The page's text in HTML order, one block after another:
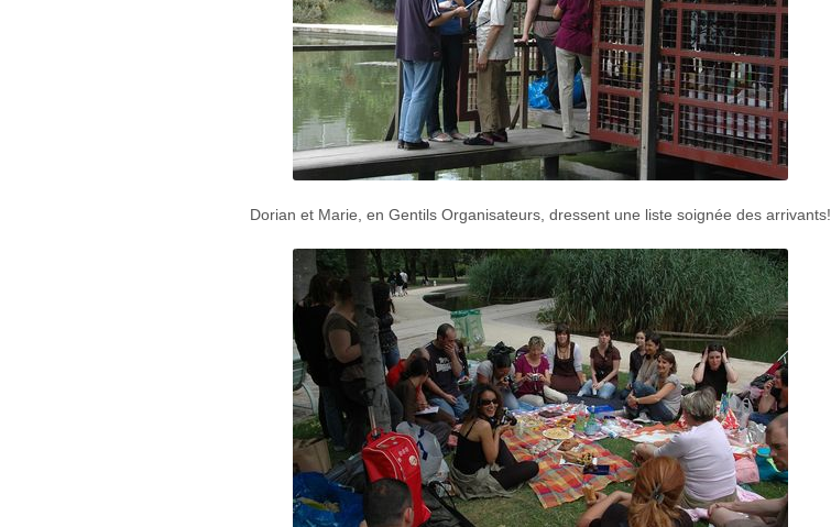
Dorian et Marie, en Gentils Organisateurs, dressent une liste soignée des arrivants!